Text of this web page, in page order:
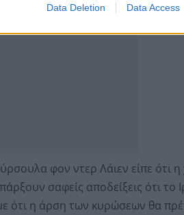
Data Deletion Data Access
φον ντερ Λάιεν είπε ότι
σαφείς αποδείξεις ότι το
ότι η άρση των κυρώσεων θα